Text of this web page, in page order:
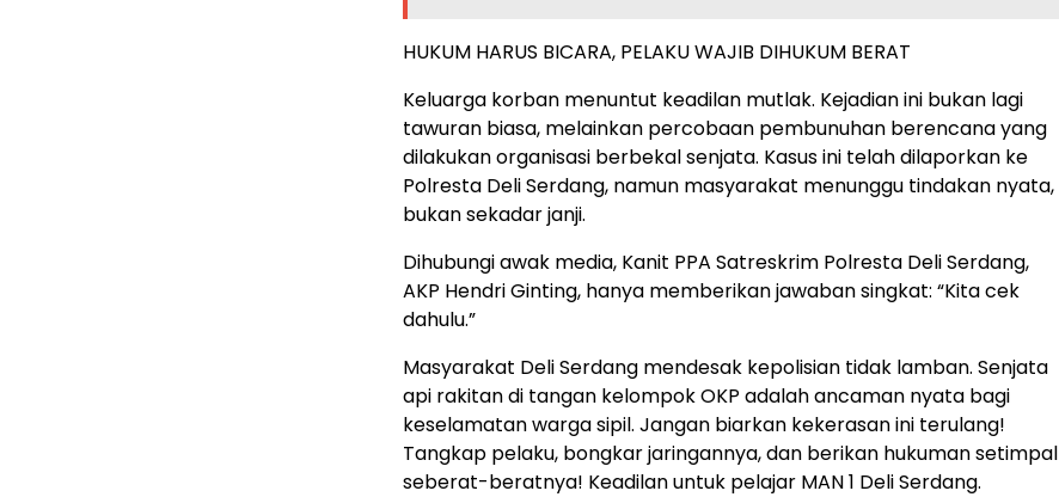
HUKUM HARUS BICARA, PELAKU WAJIB DIHUKUM BERAT
Keluarga korban menuntut keadilan mutlak. Kejadian ini bukan lagi
tawuran biasa, melainkan percobaan pembunuhan berencana yang
dilakukan organisasi berbekal senjata. Kasus ini telah dilaporkan ke
Polresta Deli Serdang, namun masyarakat menunggu tindakan nyata,
bukan sekadar janji.
Dihubungi awak media, Kanit PPA Satreskrim Polresta Deli Serdang,
AKP Hendri Ginting, hanya memberikan jawaban singkat: “Kita cek
dahulu.”
Masyarakat Deli Serdang mendesak kepolisian tidak lamban. Senjata
api rakitan di tangan kelompok OKP adalah ancaman nyata bagi
keselamatan warga sipil. Jangan biarkan kekerasan ini terulang!
Tangkap pelaku, bongkar jaringannya, dan berikan hukuman setimpal
seberat-beratnya! Keadilan untuk pelajar MAN 1 Deli Serdang.